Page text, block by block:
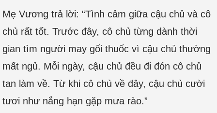
Mẹ Vương trả lời: “Tình cảm giữa cậu chủ và cô
chủ rất tốt. Trước đây, cô chủ từng dành thời
gian tìm người may gối thuốc vì cậu chủ thường
mất ngủ. Mỗi ngày, cậu chủ đều đi đón cô chủ
tan làm về. Từ khi cô chủ về đây, cậu chủ cười
tươi như nắng hạn gặp mưa rào.”